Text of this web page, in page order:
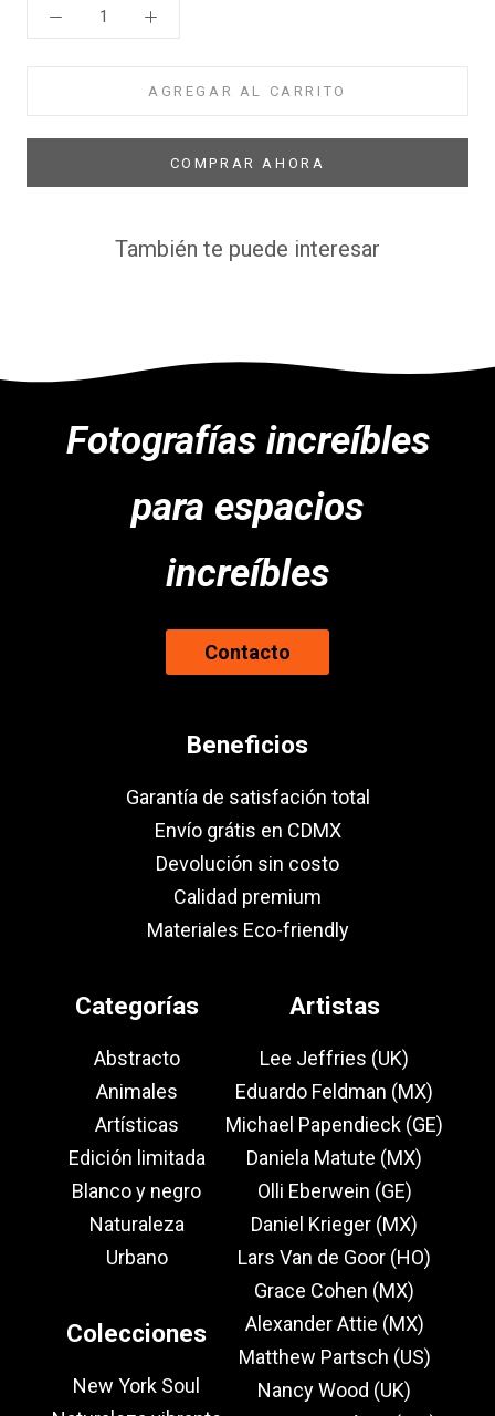
AGREGAR AL CARRITO
COMPRAR AHORA
También te puede interesar
Fotografías increíbles
para espacios
increíbles
Contacto
Beneficios
Garantía de satisfación total
Envío grátis en CDMX
Devolución sin costo
Calidad premium
Materiales Eco-friendly
Categorías
Abstracto
Animales
Artísticas
Edición limitada
Blanco y negro
Naturaleza
Urbano
Colecciones
New York Soul
Artistas
Lee Jeffries (UK)
Eduardo Feldman (MX)
Michael Papendieck (GE)
Daniela Matute (MX)
Olli Eberwein (GE)
Daniel Krieger (MX)
Lars Van de Goor (HO)
Grace Cohen (MX)
Alexander Attie (MX)
Matthew Partsch (US)
Nancy Wood (UK)